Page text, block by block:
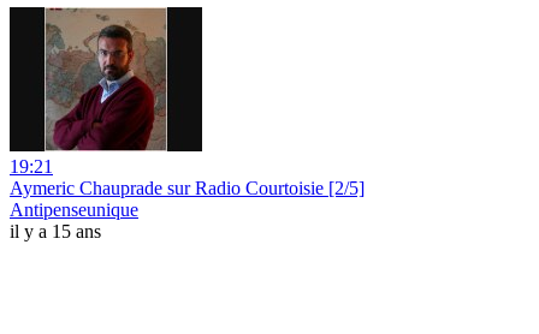
19:21
Aymeric Chauprade sur Radio Courtoisie [2/5]
Antipenseunique
il y a 15 ans